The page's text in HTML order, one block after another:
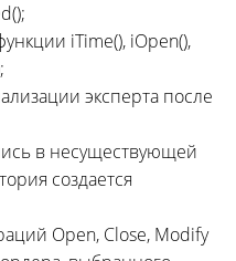
iTime(), iOpen(),
эксперта после
в несуществующей
создается
Open, Close, Modify